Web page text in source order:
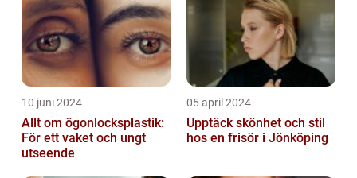
10 juni 2024
Allt om ögonlocksplastik:
För ett vaket och ungt
utseende
05 april 2024
Upptäck skönhet och stil
hos en frisör i Jönköping